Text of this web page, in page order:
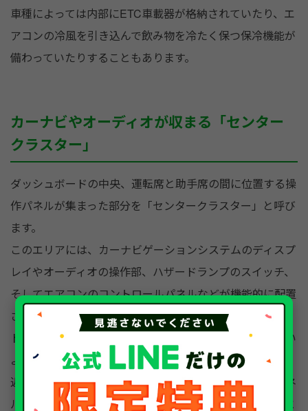
車種によっては内部にETC車載器が格納されていたり、エ
アコンの冷風を引き込んで飲み物を冷たく保つ保冷機能が
備わっていたりすることもあります。
カーナビやオーディオが収まる「センター
クラスター」
ダッシュボードの中央、運転席と助手席の間に位置する操
作パネルが集まった部分を「センタークラスター」と呼び
ます。
このエリアには、カーナビゲーションシステムのディスプ
レイやオーディオの操作部、ハザードランプのスイッチ、
そしてエアコンのコントロールパネルなどが機能的に配置
されています。
ドライバーだけでなく助手席の同乗者からも操作しやすい
ように設計されているのが特徴です。
近年では、物理的なスイッチを減らし、大型のタッチパネ
ルディスプレイに多くの機能を集約するデザインが主流と